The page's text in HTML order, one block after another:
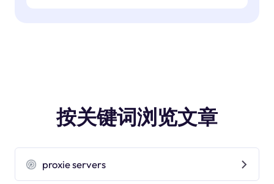
按关键词浏览文章
proxie servers